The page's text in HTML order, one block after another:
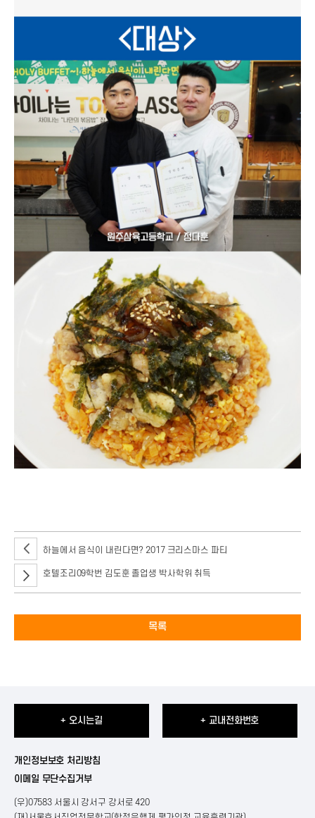
하늘에서 음식이 내린다면? 2017 크리스마스 파티
호텔조리09학번 김도훈 졸업생 박사학위 취득
목록
+ 오시는길 + 교내전화번호
개인정보보호 처리방침
이메일 무단수집거부
(우)07583 서울시 강서구 강서로 420